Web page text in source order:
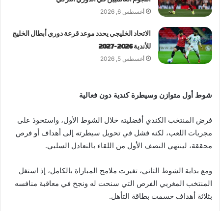
أغسطس 6, 2026
الاتحاد الخليجي يحدد موعد قرعة دوري أبطال الخليج
للأندية 2026-2027
أغسطس 5, 2026
شوط أول متوازن وسيطرة كندية دون فعالية
فرض المنتخب الكندي أفضليته خلال الشوط الأول، واستحوذ على
مجريات اللعب، لكنه فشل في تحويل سيطرته إلى أهداف أو فرص
محققة، لينتهي النصف الأول من اللقاء بالتعادل السلبي.
ومع بداية الشوط الثاني، تغيرت ملامح المباراة بالكامل، إذ استغل
المنتخب المغربي الفرص التي سنحت له ونجح في معاقبة منافسه
بثلاثة أهداف حسمت بطاقة التأهل.